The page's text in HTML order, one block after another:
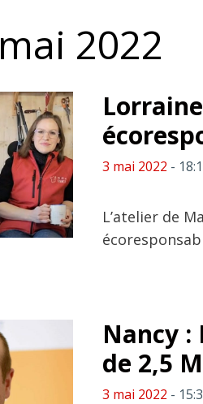
mai 2022
3 mai 2022 -
L’atelier de
Nancy :
de 2,5
3 mai 2022 -